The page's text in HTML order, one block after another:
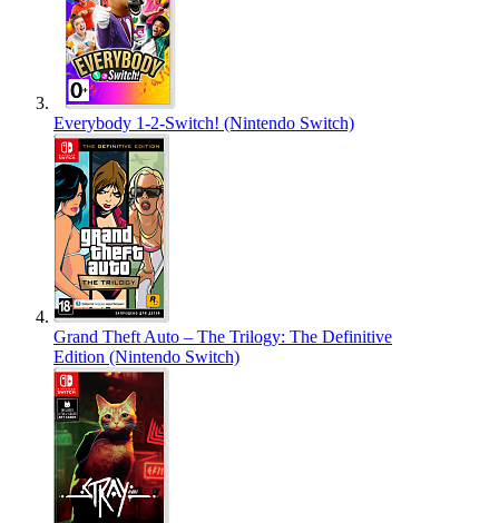
Everybody 1-2-Switch! (Nintendo Switch)
Grand Theft Auto – The Trilogy: The Definitive
Edition (Nintendo Switch)